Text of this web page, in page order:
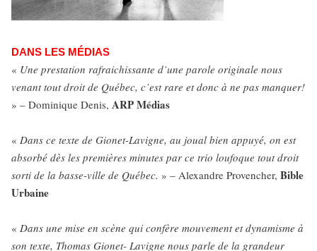
DANS LES MÉDIAS
« Une prestation rafraichissante d’une parole originale nous
venant tout droit de Québec, c’est rare et donc à ne pas manquer!
» – Dominique Denis, ARP Médias
« Dans ce texte de Gionet-Lavigne, au joual bien appuyé, on est
absorbé dès les premières minutes par ce trio loufoque tout droit
sorti de la basse-ville de Québec. » – Alexandre Provencher, Bible
Urbaine
« Dans une mise en scène qui confère mouvement et dynamisme à
son texte, Thomas Gionet- Lavigne nous parle de la grandeur